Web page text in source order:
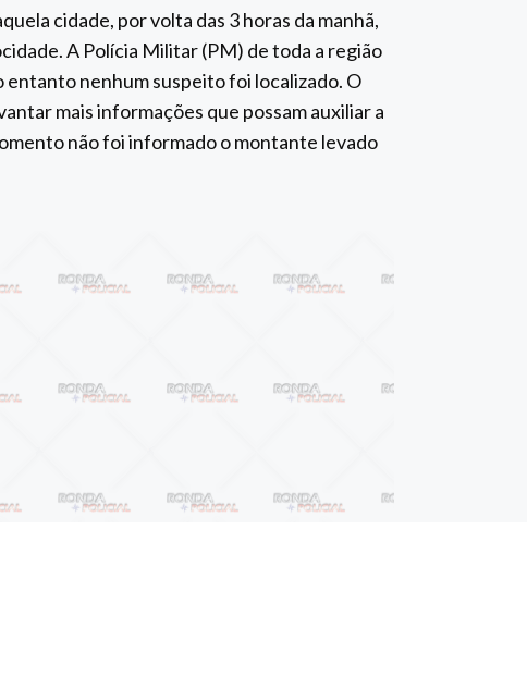
cidade, por volta das 3 horas da manhã,
A Polícia Militar (PM) de toda a região
entanto nenhum suspeito foi localizado. O
mais informações que possam auxiliar a
não foi informado o montante levado